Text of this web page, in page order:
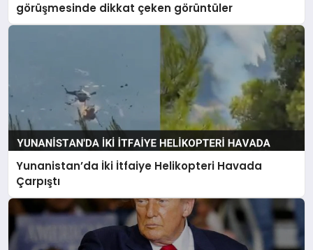
görüşmesinde dikkat çeken görüntüler
Yunanistan’da İki İtfaiye Helikopteri Havada
Çarpıştı